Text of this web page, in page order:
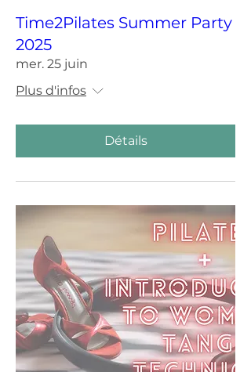
Time2Pilates Summer Party
2025
mer. 25 juin
Plus d'infos
Détails